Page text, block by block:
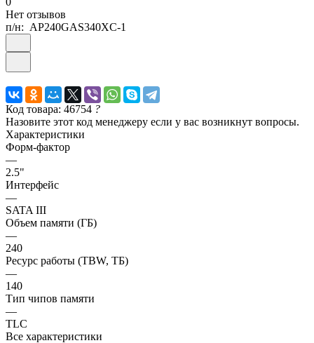
Нет отзывов
п/н: AP240GAS340XC-1
Код товара: 46754 ?
Назовите этот код менеджеру если у вас возникнут вопросы.
Характеристики
Форм-фактор
—
2.5"
Интерфейс
—
SATA III
Объем памяти (ГБ)
—
240
Ресурс работы (TBW, ТБ)
—
140
Тип чипов памяти
—
TLC
Все характеристики